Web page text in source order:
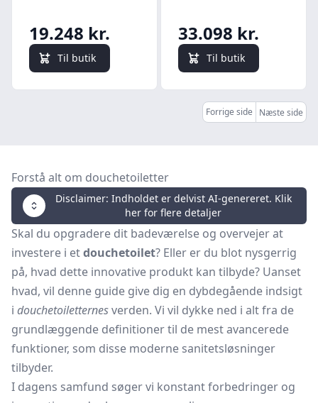
19.248 kr.
Til butik
33.098 kr.
Til butik
Forrige side Næste side
Forstå alt om douchetoiletter
Disclaimer: Indholdet er delvist AI-genereret. Klik
her for flere detaljer
Skal du opgradere dit badeværelse og overvejer at
investere i etdouchetoilet? Eller er du blot nysgerrig
på, hvad dette innovative produkt kan tilbyde? Uanset
hvad, vil denne guide give dig en dybdegående indsigt
i douchetoiletternesverden. Vi vil dykke ned i alt fra de
grundlæggende definitioner til de mest avancerede
funktioner, som disse moderne sanitetsløsninger
tilbyder.
I dagens samfund søger vi konstant forbedringer og